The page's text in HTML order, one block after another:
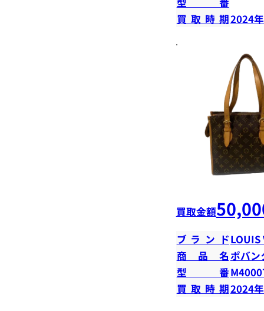
買取時期2024
買取金額
ブランドLOUIS
商品名ポバン
型番
買取時期2024